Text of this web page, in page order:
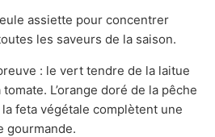
assiette pour concentrer
les saveurs de la saison.
: le vert tendre de la laitue
L’orange doré de la pêche
feta végétale complètent une
gourmande.